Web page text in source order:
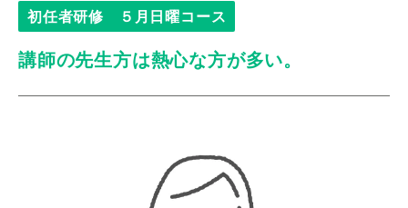
初任者研修 ５月日曜コース
講師の先生方は熱心な方が多い。